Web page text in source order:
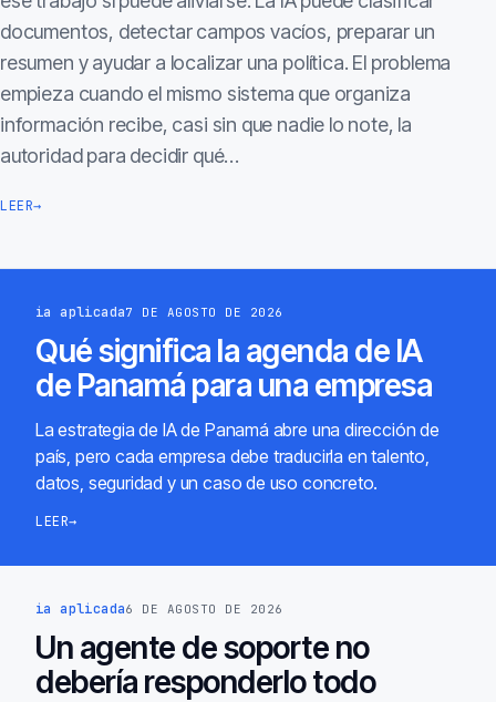
documentos, detectar campos vacíos, preparar un
resumen y ayudar a localizar una política. El problema
empieza cuando el mismo sistema que organiza
información recibe, casi sin que nadie lo note, la
autoridad para decidir qué…
LEER→
ia aplicada7 DE AGOSTO DE 2026
Qué significa la agenda de IA
de Panamá para una empresa
La estrategia de IA de Panamá abre una dirección de
país, pero cada empresa debe traducirla en talento,
datos, seguridad y un caso de uso concreto.
LEER→
ia aplicada6 DE AGOSTO DE 2026
Un agente de soporte no
debería responderlo todo